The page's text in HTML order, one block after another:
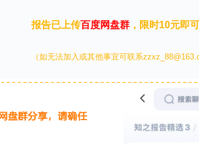
报告已上传百度网盘群 ，限时10元即
（如无法加入或其他事宜可联系